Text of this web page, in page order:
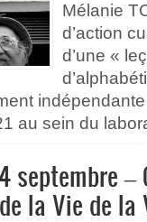
Mélanie
d’action
d’une «
au sein du
septembre –
la Vie de la